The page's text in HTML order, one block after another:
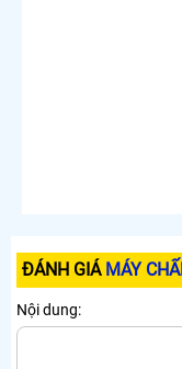
ĐÁNH GIÁ MÁY
Nội dung: